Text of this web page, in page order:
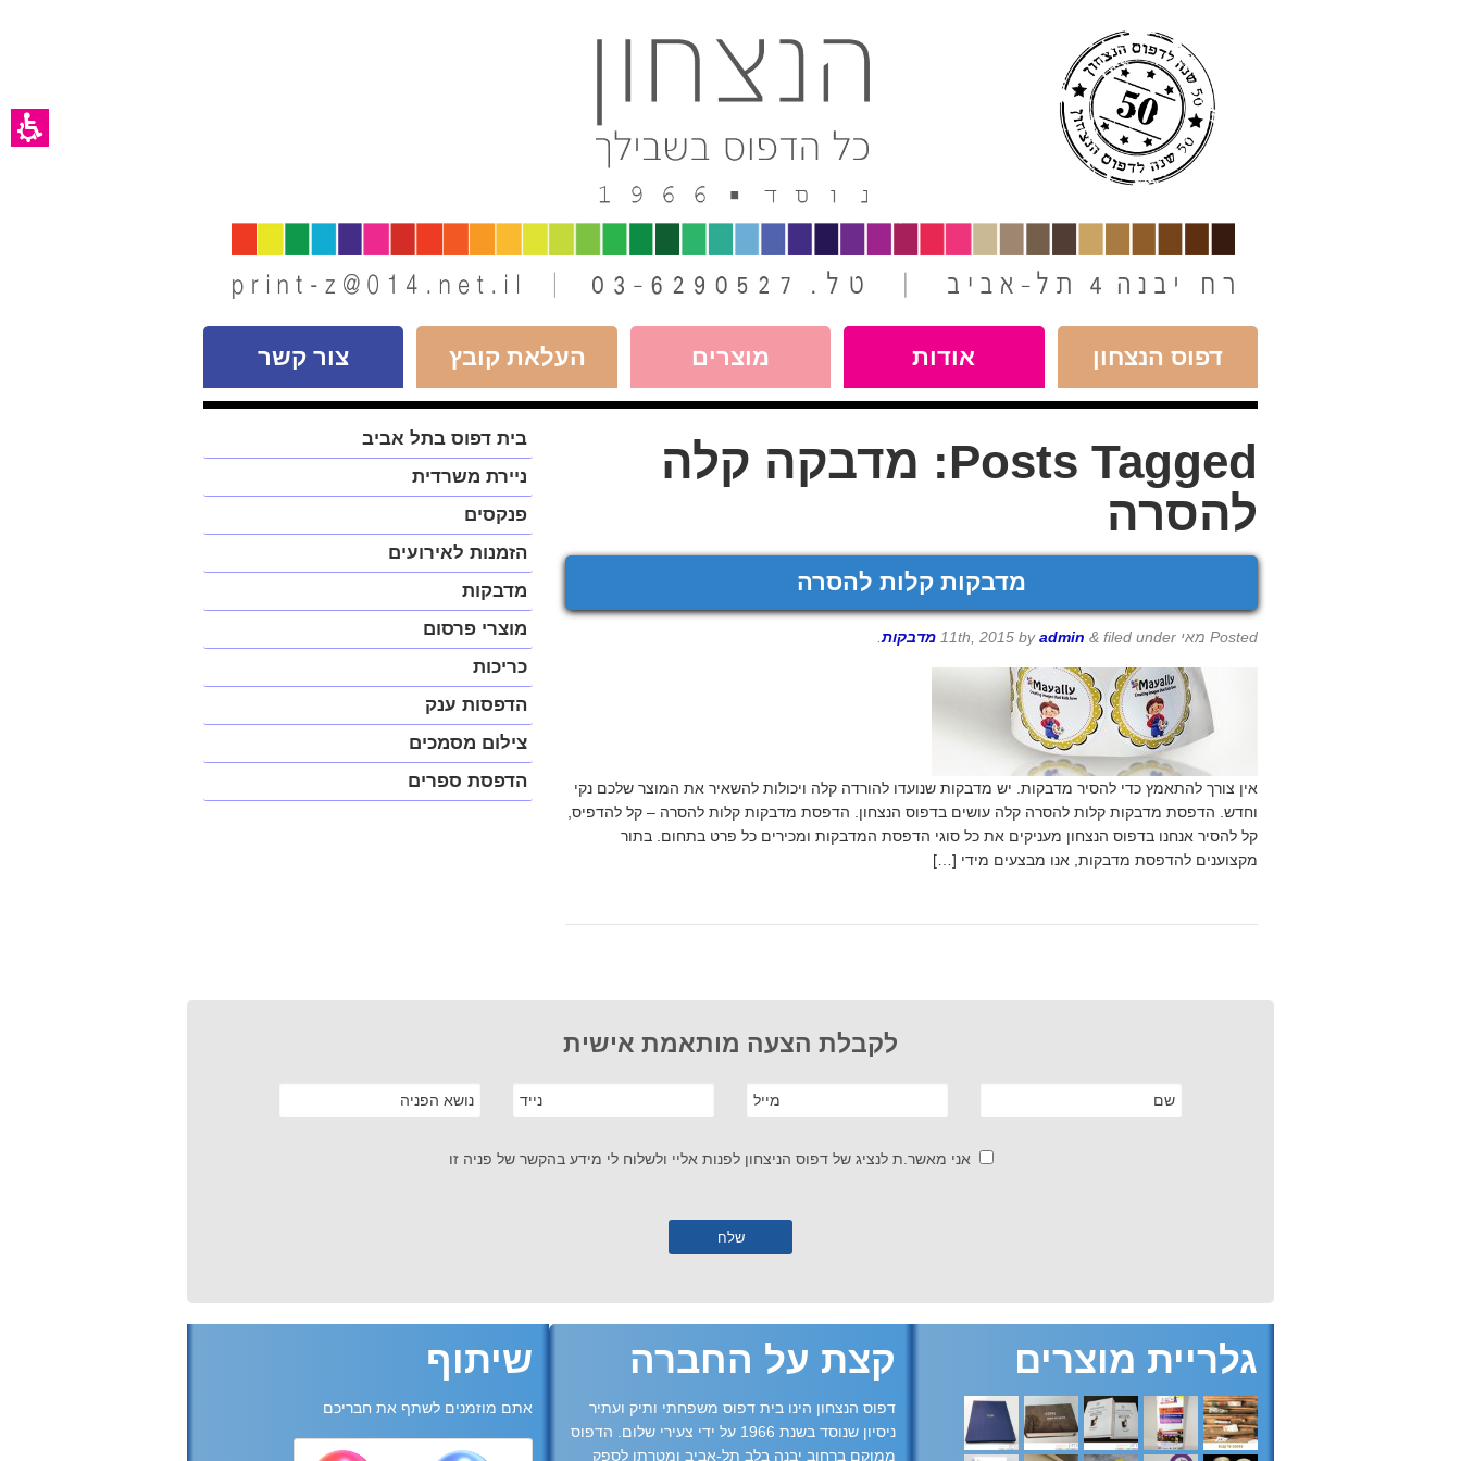
דפוס הנצחון אודות מוצרים העלאת קובץ צור קשר
Posts Tagged:
מדבקה קלה
להסרה
מדבקות קלות להסרה
Posted מאי 11th, 2015 byadmin & filed under מדבקות
אין צורך להתאמץ כדי להסיר מדבקות. יש מדבקות שנועדו להורדה קלה ויכולות להשאיר את המוצר שלכם נקי
וחדש. הדפסת מדבקות קלות להסרה קלה עושים בדפוס הנצחון. הדפסת מדבקות קלות להסרה – קל להדפיס,
קל להסיר אנחנו בדפוס הנצחון מעניקים את כל סוגי הדפסת המדבקות ומכירים כל פרט בתחום. בתור
מקצוענים להדפסת מדבקות, אנו מבצעים מידי […]
פתח
תפריט
במצב
נגיש
(התפריט
יפתח
בחלונית
בית דפוס בתל אביב
ניירת משרדית
פנקסים
הזמנות לאירועים
מדבקות
מוצרי פרסום
כריכות
הדפסות ענק
צילום מסמכים
הדפסת ספרים
לקבלת הצעה מותאמת אישית
אני מאשר.ת לנציג של דפוס הניצחון לפנות אליי ולשלוח לי מידע בהקשר של פניה זו
גלריית מוצרים קצת על החברה
דפוס הנצחון הינו בית דפוס משפחתי ותיק ועתיר
ניסיון שנוסד בשנת 1966 על ידי צעירי שלום. הדפוס
ממוקם ברחוב יבנה בלב תל-אביב ומטרתו לספק
שיתוף
אתם מוזמנים לשתף את חבריכם